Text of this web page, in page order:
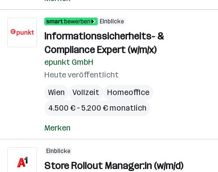
Einblicke
Informationssicherheits- &
Compliance Expert (w/m/x)
epunkt GmbH
Heute veröffentlicht
Wien
Vollzeit
Homeoffice
4.500 € – 5.200 € monatlich
Merken
Einblicke
Store Rollout Manager:in (w/m/d)